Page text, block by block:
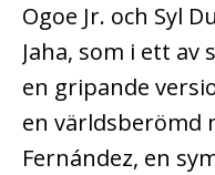
Ogoe Jr. och Syl
Jaha, som i ett
en gripande
en världsberömd
Fernández, en